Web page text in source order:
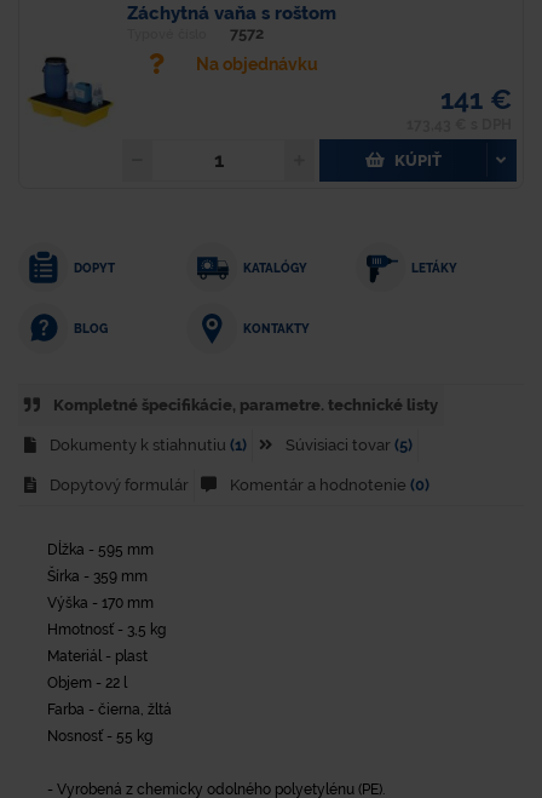
Záchytná vaňa s roštom
7572
Na objednávku
141 €
KÚPIŤ
DOPYT KATALÓGY LETÁKY
BLOG KONTAKTY
Kompletné špecifikácie, parametre. technické listy
Dokumenty k stiahnutiu (1) Súvisiaci tovar (5)
Dopytový formulár Komentár a hodnotenie (0)
Dĺžka - 595 mm
Šírka - 359 mm
Výška - 170 mm
Hmotnosť - 3,5 kg
Materiál - plast
Objem - 22 l
Farba - čierna, žltá
Nosnosť - 55 kg
- Vyrobená z chemicky odolného polyetylénu (PE).